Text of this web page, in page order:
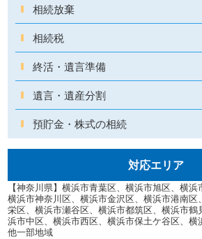
相続放棄
相続税
終活・遺言準備
遺言・遺産分割
預貯金・株式の相続
対応エリア
【神奈川県】横浜市青葉区、横浜市旭区、横浜
横浜市神奈川区、横浜市金沢区、横浜市港南
栄区、横浜市瀬谷区、横浜市都筑区、横浜市
浜市中区、横浜市西区、横浜市保土ケ谷区、横
他一部地域